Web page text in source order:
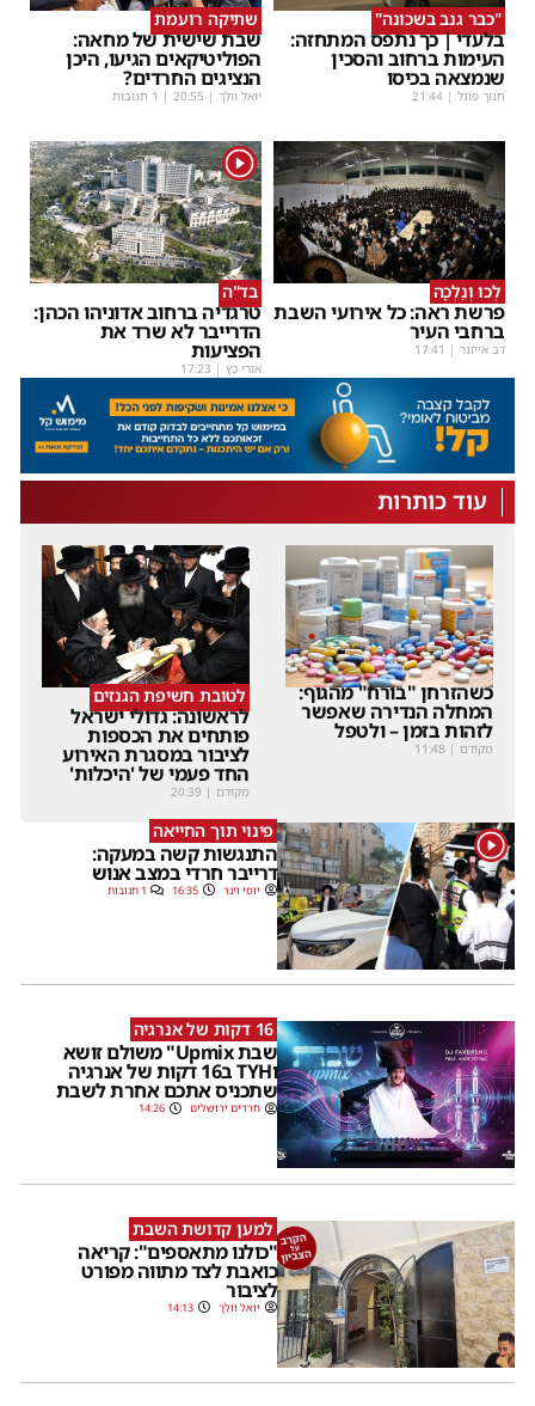
"כבר גנב בשכונה"
בלעדי | כך נתפס המתחזה:
העימות ברחוב והסכין
שנמצאה בכיסו
חנוך פוגל |
21:44
שתיקה רועמת
שבת שישית של מחאה:
הפוליטיקאים הגיעו, היכן
הנציגים החרדים?
יואל וולך |
20:55 | 1 תגובות
לְכוּ וְנֵלְכָה
פרשת ראה: כל אירועי השבת
ברחבי העיר
דב אייזנר |
17:41
1
בד"ה
טרגדיה ברחוב אדוניהו הכהן:
הדרייבר לא שרד את
הפציעות
אורי כץ |
17:23
עוד כותרות
כשהזרחן "בורח" מהגוף:
המחלה הנדירה שאפשר
לזהות בזמן – ולטפל
מקודם |
11:48
לטובת חשיפת הגנזים
לראשונה: גדולי ישראל
פותחים את הכספות
לציבור במסגרת האירוע
החד פעמי של 'היכלות'
מקודם |
20:39
1 פינוי תוך החייאה
התנגשות קשה במעקה:
דרייבר חרדי במצב אנוש
יוסי וינר 16:35 1 תגובות
16 דקות של אנרגיה
שבת Upmix" משולם זושא
וTYH ב16 דקות של אנרגיה
שתכניס אתכם אחרת לשבת
חרדים ירושלים 14:26
למען קדושת השבת
"כולנו מתאספים": קריאה
כואבת לצד מתווה מפורט
לציבור
יואל וולך 14:13